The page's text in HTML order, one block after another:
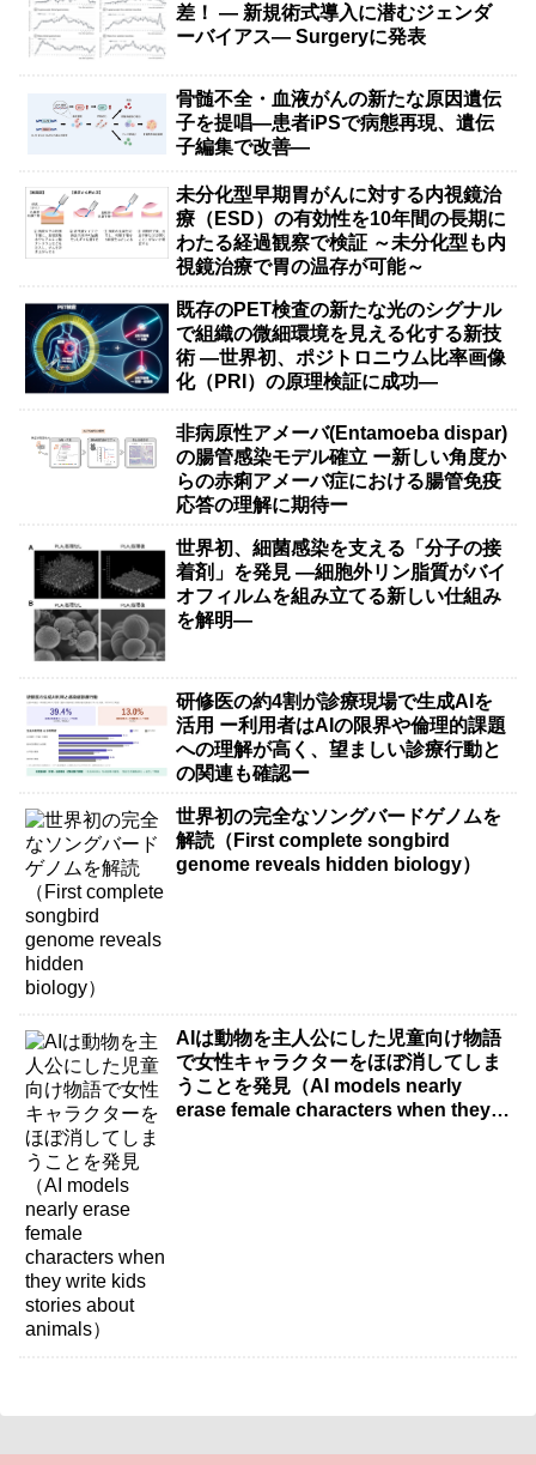
差！ — 新規術式導入に潜むジェンダ
ーバイアス— Surgeryに発表
骨髄不全・血液がんの新たな原因遺伝
子を提唱―患者iPSで病態再現、遺伝
子編集で改善―
未分化型早期胃がんに対する内視鏡治
療（ESD）の有効性を10年間の長期に
わたる経過観察で検証 ～未分化型も内
視鏡治療で胃の温存が可能～
既存のPET検査の新たな光のシグナル
で組織の微細環境を見える化する新技
術 ―世界初、ポジトロニウム比率画像
化（PRI）の原理検証に成功―
非病原性アメーバ(Entamoeba dispar)
の腸管感染モデル確立 ー新しい角度か
らの赤痢アメーバ症における腸管免疫
応答の理解に期待ー
世界初、細菌感染を支える「分子の接
着剤」を発見 ―細胞外リン脂質がバイ
オフィルムを組み立てる新しい仕組み
を解明―
研修医の約4割が診療現場で生成AIを
活用 ー利用者はAIの限界や倫理的課題
への理解が高く、望ましい診療行動と
の関連も確認ー
世界初の完全なソングバードゲノムを
解読（First complete songbird
genome reveals hidden biology）
AIは動物を主人公にした児童向け物語
で女性キャラクターをほぼ消してしま
うことを発見（AI models nearly
erase female characters when they